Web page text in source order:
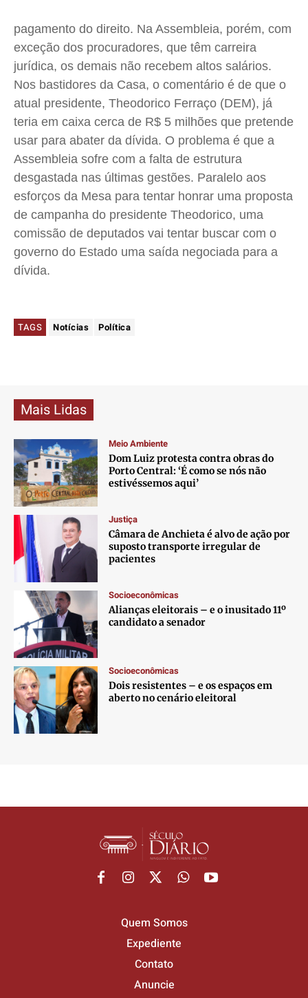
pagamento do direito. Na Assembleia, porém, com
exceção dos procuradores, que têm carreira
jurídica, os demais não recebem altos salários.
Nos bastidores da Casa, o comentário é de que o
atual presidente, Theodorico Ferraço (DEM), já
teria em caixa cerca de R$ 5 milhões que pretende
usar para abater da dívida. O problema é que a
Assembleia sofre com a falta de estrutura
desgastada nas últimas gestões. Paralelo aos
esforços da Mesa para tentar honrar uma proposta
de campanha do presidente Theodorico, uma
comissão de deputados vai tentar buscar com o
governo do Estado uma saída negociada para a
dívida.
TAGS Notícias Política
Mais Lidas
Meio Ambiente
Dom Luiz protesta contra obras do
Porto Central: ‘É como se nós não
estivéssemos aqui’
Justiça
Câmara de Anchieta é alvo de ação por
suposto transporte irregular de
pacientes
Socioeconômicas
Alianças eleitorais – e o inusitado 11º
candidato a senador
Socioeconômicas
Dois resistentes – e os espaços em
aberto no cenário eleitoral
Quem Somos
Expediente
Contato
Anuncie